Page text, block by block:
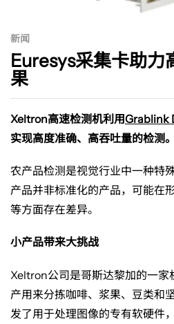
助
力
高
速
分
拣
咖
新闻
Euresys采集卡助力
果
Xeltron高速检测机利用Grablink
实现高度准确、高吞吐量的检测。
农产品检测是视觉行业中一种特
产品并非标准化的产品，可能在
等方面存在差异。
小产品带来大挑战
Xeltron公司是哥斯达黎加的一
产用来分拣咖啡、浆果、豆类和
发了用于处理图像的专有软硬件